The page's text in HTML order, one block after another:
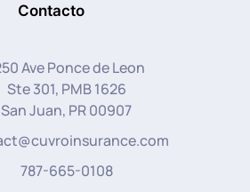
Contacto
Ave Ponce de Leon
Ste 301, PMB 1626
San Juan, PR 00907
787-665-0108